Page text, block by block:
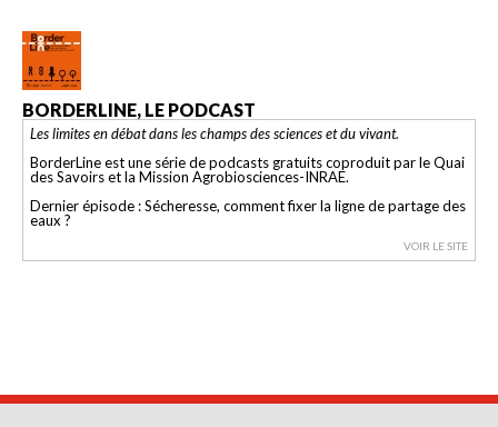
BORDERLINE, LE PODCAST
Les limites en débat dans les champs des sciences et du vivant.
BorderLine est une série de podcasts gratuits coproduit par le Quai
des Savoirs et la Mission Agrobiosciences-INRAE.
Dernier épisode : Sécheresse, comment fixer la ligne de partage des
eaux ?
VOIR LE SITE